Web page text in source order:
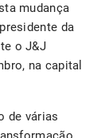
mudança
da
o J&J
na capital
de várias